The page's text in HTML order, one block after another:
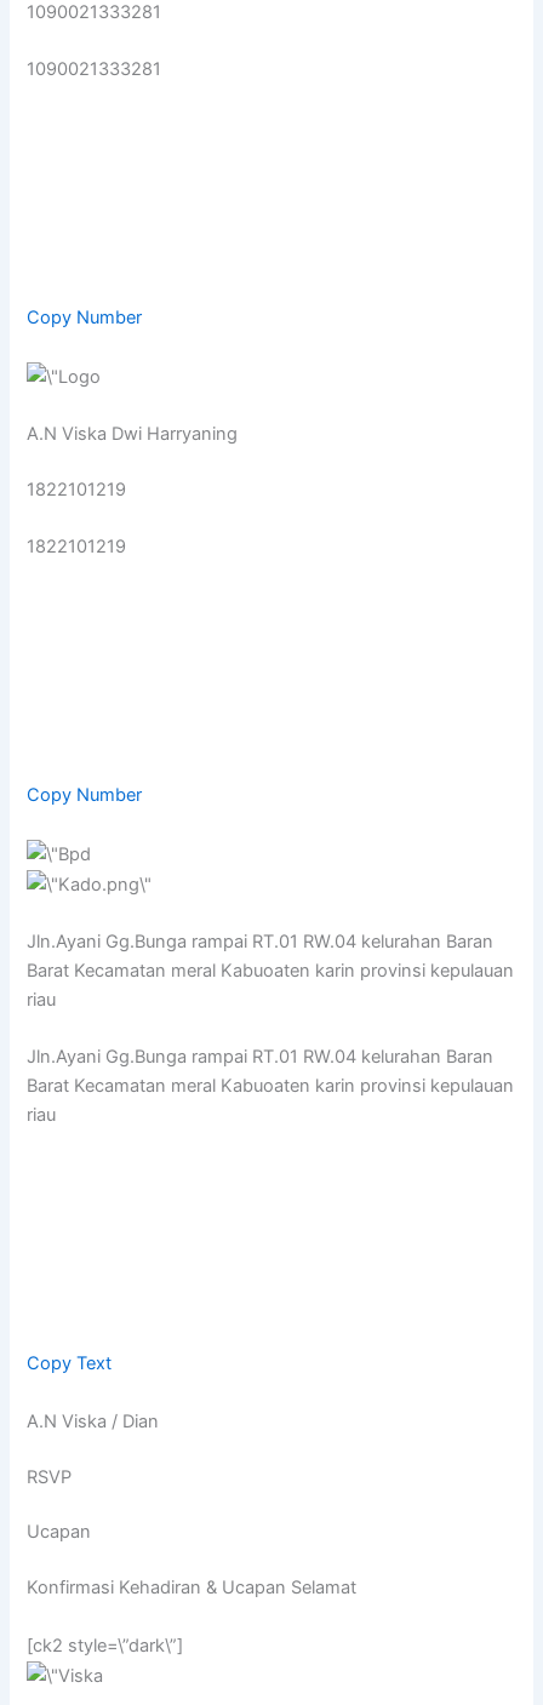
1090021333281
1090021333281
Copy Number
A.N Viska Dwi Harryaning
1822101219
1822101219
Copy Number
Jln.Ayani Gg.Bunga rampai RT.01 RW.04 kelurahan Baran
Barat Kecamatan meral Kabuoaten karin provinsi kepulauan
riau
Jln.Ayani Gg.Bunga rampai RT.01 RW.04 kelurahan Baran
Barat Kecamatan meral Kabuoaten karin provinsi kepulauan
riau
Copy Text
A.N Viska / Dian
RSVP
Ucapan
Konfirmasi Kehadiran & Ucapan Selamat
[ck2 style=\”dark\”]